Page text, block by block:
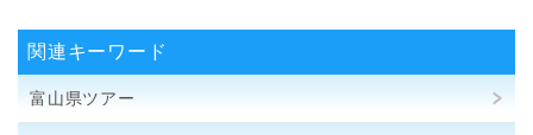
関連キーワード
富山県ツアー